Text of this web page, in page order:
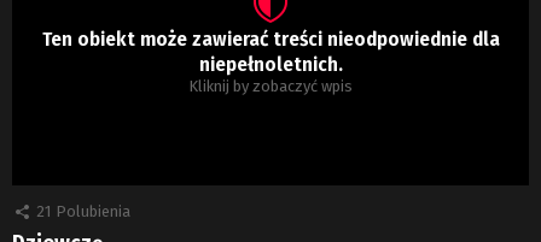
Ten obiekt może zawierać treści nieodpowiednie dla
niepełnoletnich.
Kliknij by zobaczyć wpis
21 Polubienia